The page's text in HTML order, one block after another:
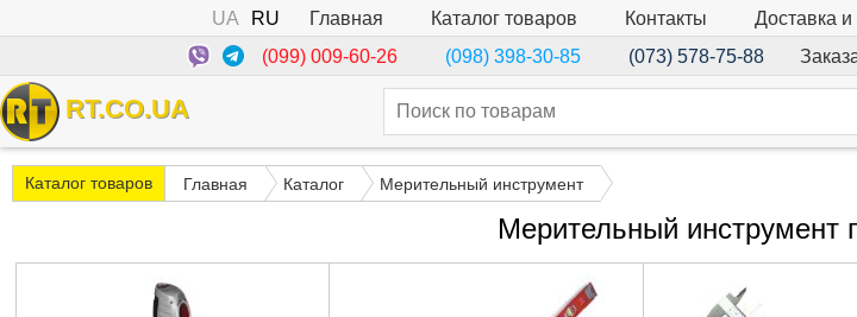
UA RU Главная Каталог товаров Контакты Доставка и
(099) 009-60-26
(098) 398-30-85 (073) 578-75-88
RT.CO.UA
Каталог товаров Главная Каталог Мерительный инструмент
Мерительный инструмент